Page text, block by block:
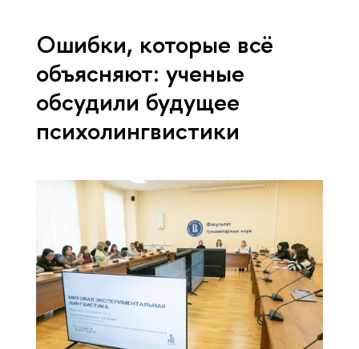
Ошибки, которые всё
объясняют: ученые
обсудили будущее
психолингвистики